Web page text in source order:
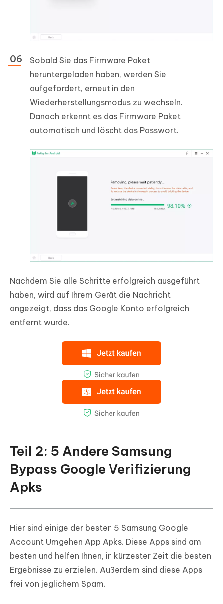
Sobald Sie das Firmware Paket
heruntergeladen haben, werden Sie
aufgefordert, erneut in den
Wiederherstellungsmodus zu wechseln.
Danach erkennt es das Firmware Paket
automatisch und löscht das Passwort.
Nachdem Sie alle Schritte erfolgreich ausgeführt
haben, wird auf Ihrem Gerät die Nachricht
angezeigt, dass das Google Konto erfolgreich
entfernt wurde.
Teil 2: 5 Andere Samsung
Bypass Google Verifizierung
Apks
Hier sind einige der besten 5 Samsung Google
Account Umgehen App Apks. Diese Apps sind am
besten und helfen Ihnen, in kürzester Zeit die besten
Ergebnisse zu erzielen. Außerdem sind diese Apps
frei von jeglichem Spam.